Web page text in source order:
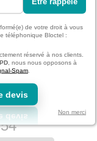
de votre droit à vous
téléphonique Bloctel :
réservé à nos clients.
, nous nous opposons à
Spam
devis
Non merci
:
un